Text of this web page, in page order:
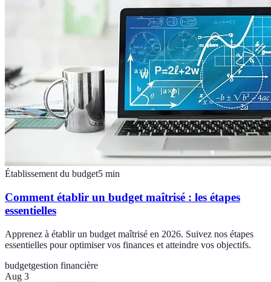
Établissement du budget5 min
Comment établir un budget maîtrisé : les étapes
essentielles
Apprenez à établir un budget maîtrisé en 2026. Suivez nos étapes
essentielles pour optimiser vos finances et atteindre vos objectifs.
budgetgestion financière
Aug 3